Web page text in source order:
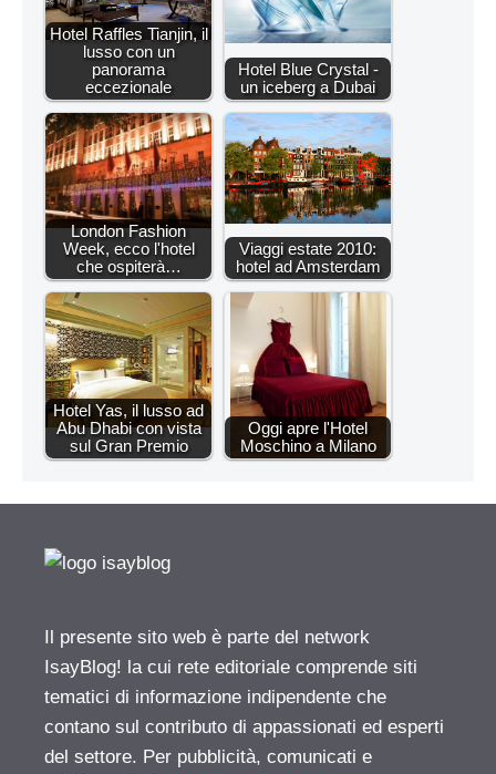
Hotel Raffles Tianjin, il
lusso con un
panorama
eccezionale
Hotel Blue Crystal -
un iceberg a Dubai
London Fashion
Week, ecco l'hotel
che ospiterà…
Viaggi estate 2010:
hotel ad Amsterdam
Hotel Yas, il lusso ad
Abu Dhabi con vista
sul Gran Premio
Oggi apre l'Hotel
Moschino a Milano
Il presente sito web è parte del network
IsayBlog! la cui rete editoriale comprende siti
tematici di informazione indipendente che
contano sul contributo di appassionati ed esperti
del settore. Per pubblicità, comunicati e